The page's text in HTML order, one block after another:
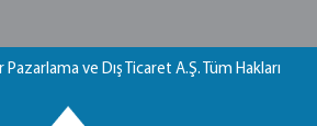
ve Dış Ticaret A.Ş. Tüm Hakları